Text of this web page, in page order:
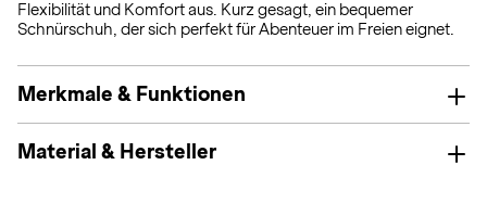
Flexibilität und Komfort aus. Kurz gesagt, ein bequemer
Schnürschuh, der sich perfekt für Abenteuer im Freien eignet.
Merkmale & Funktionen
Material & Hersteller